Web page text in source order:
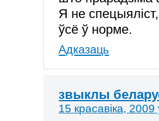
Я не спецыяліст,
ўсё ў норме.
Адказаць
звыклы
15 красавіка,